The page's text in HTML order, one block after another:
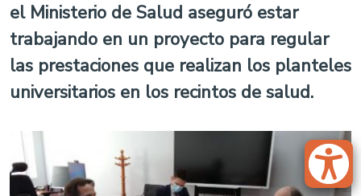
el Ministerio de Salud aseguró estar
trabajando en un proyecto para regular
las prestaciones que realizan los planteles
universitarios en los recintos de salud.